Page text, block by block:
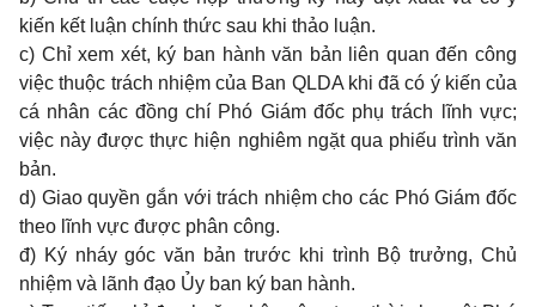
kiến kết luận chính thức sau khi thảo luận.
c) Chỉ xem xét, ký ban hành văn bản liên quan đến công
việc thuộc trách nhiệm của Ban QLDA khi đã có ý kiến của
cá nhân các đồng chí Phó Giám đốc phụ trách lĩnh vực;
việc này được thực hiện nghiêm ngặt qua phiếu trình văn
bản.
d) Giao quyền gắn với trách nhiệm cho các Phó Giám đốc
theo lĩnh vực được phân công.
đ) Ký nháy góc văn bản trước khi trình Bộtrưởng, Chủ
nhiệm và lãnh đạo Ủy ban ký ban hành.